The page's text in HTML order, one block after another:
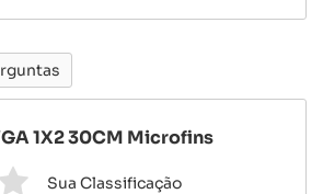
1X2 30CM Microfins
Sua Classificação